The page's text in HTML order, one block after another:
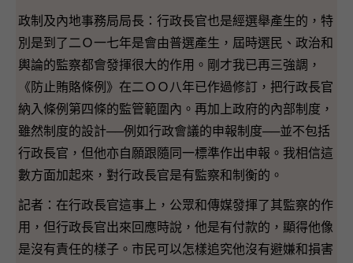
政制及內地事務局局長：行政長官也是經選舉產生的，特
別是到了二Ｏ一七年是會由普選產生，屆時選民、政治和
輿論的監察都會發揮很大的作用。剛才我已再三強調，
《防止賄賂條例》在二ＯＯ八年已作過修訂，把行政長官
納入條例第四條的監管範圍內。再加上政府的內部制度，
雖然制度的設計──例如行政會議的申報制度──並不包括
行政長官，但他亦自願跟隨同一標準作出申報。我相信這
數方面加起來，對行政長官是有監察和制衡的。
記者：在行政長官這事上，公眾和傳媒發揮了其監察的作
用，但行政長官出來回應時說，他是有付款的，顯得他像
是沒有責任的樣子。市民可以怎樣追究他沒有避嫌和損害